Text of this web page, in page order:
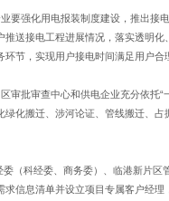
要强化用电报装制度建设，推出
推送接电工程进展情况，落实透明
节，实现用户接电时间满足用户合
审批审查中心和供电企业充分依托
绿化搬迁、涉河论证、管线搬迁、
（科经委、商务委）、临港新片
求信息清单并设立项目专属客户经